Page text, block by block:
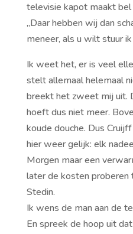
televisie kapot maakt bel
,,Daar hebben wij dan
meneer, als u wilt stuur
Ik weet het, er is veel
stelt allemaal helemaal
breekt het zweet mij uit.
hoeft dus niet meer.
koude douche. Dus
hier weer gelijk: elk
Morgen maar een
later de kosten proberen
Stedin.
Ik wens de man aan de
En spreek de hoop uit